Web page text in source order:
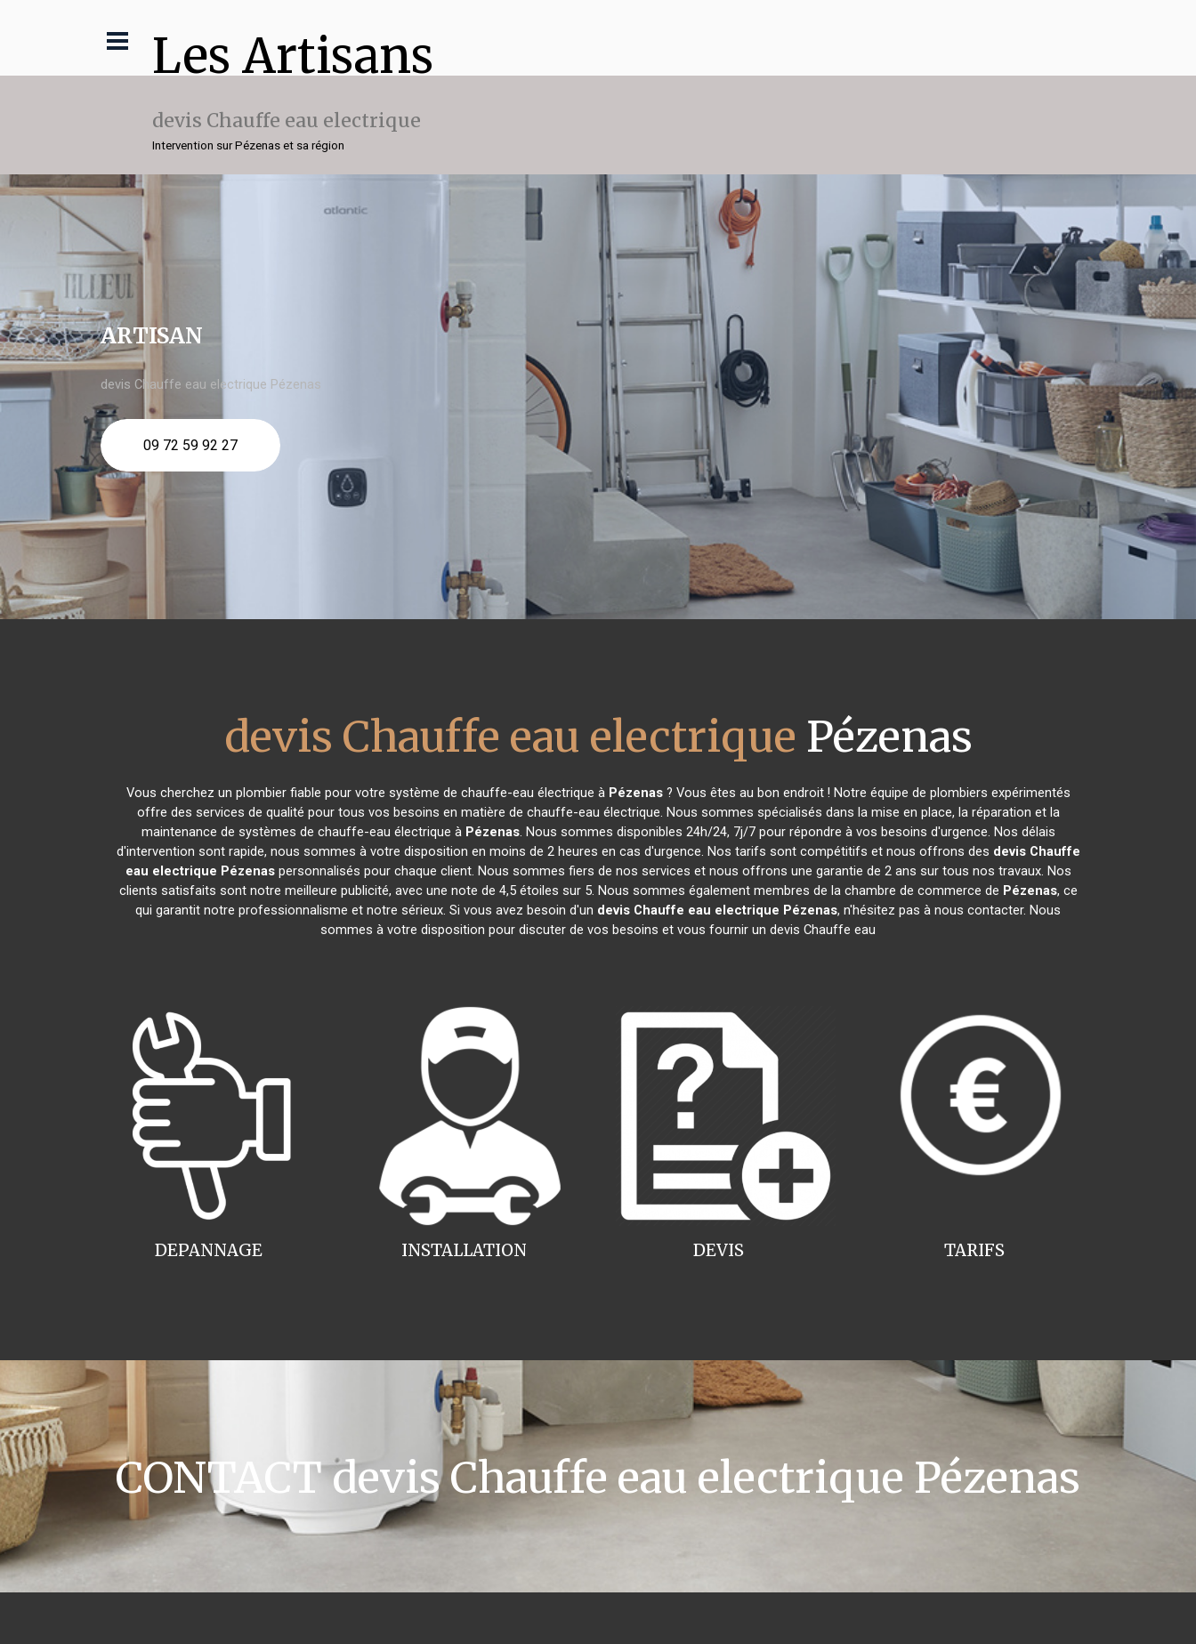
Les Artisans
devis Chauffe eau electrique
Intervention sur Pézenas et sa région
ARTISAN
devis Chauffe eau electrique Pézenas
09 72 59 92 27
devis Chauffe eau electrique Pézenas
Vous cherchez un plombier fiable pour votre système de chauffe-eau électrique à Pézenas? Vous êtes au bon endroit ! Notre équipe de plombiers expérimentés
offre des services de qualité pour tous vos besoins en matière de chauffe-eau électrique. Nous sommes spécialisés dans la mise en place, la réparation et la
maintenance de systèmes de chauffe-eau électrique à Pézenas. Nous sommes disponibles 24h/24, 7j/7 pour répondre à vos besoins d'urgence. Nos délais
d'intervention sont rapide, nous sommes à votre disposition en moins de 2 heures en cas d'urgence. Nos tarifs sont compétitifs et nous offrons des devis Chauffe
eau electrique Pézenaspersonnalisés pour chaque client. Nous sommes fiers de nos services et nous offrons une garantie de 2 ans sur tous nos travaux. Nos
clients satisfaits sont notre meilleure publicité, avec une note de 4,5 étoiles sur 5. Nous sommes également membres de la chambre de commerce de Pézenas, ce
qui garantit notre professionnalisme et notre sérieux. Si vous avez besoin d'un devis Chauffe eau electrique Pézenas, n'hésitez pas à nous contacter. Nous
sommes à votre disposition pour discuter de vos besoins et vous fournir un devis Chauffe eau
INSTALLATION
DEPANNAGE TARIFS
DEVIS
CONTACT devis Chauffe eau electrique Pézenas